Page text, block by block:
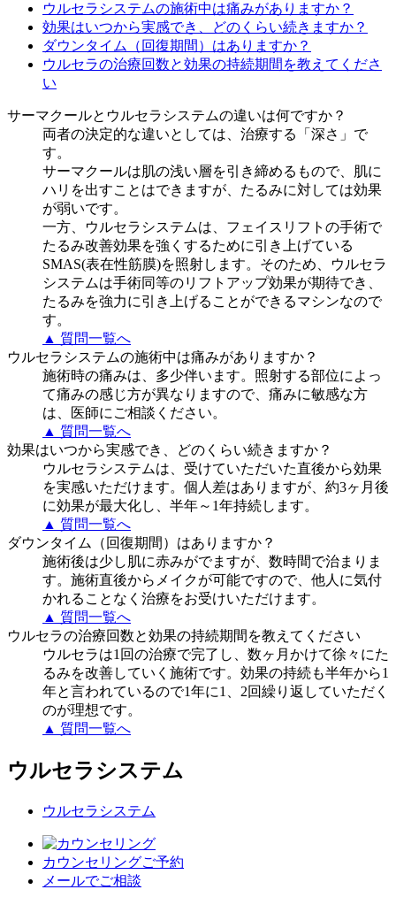
ウルセラシステムの施術中は痛みがありますか？
効果はいつから実感でき、どのくらい続きますか？
ダウンタイム（回復期間）はありますか？
ウルセラの治療回数と効果の持続期間を教えてくださ
い
サーマクールとウルセラシステムの違いは何ですか？
両者の決定的な違いとしては、治療する「深さ」で
す。
サーマクールは肌の浅い層を引き締めるもので、肌に
ハリを出すことはできますが、たるみに対しては効果
が弱いです。
一方、ウルセラシステムは、フェイスリフトの手術で
たるみ改善効果を強くするために引き上げている
SMAS(表在性筋膜)を照射します。そのため、ウルセラ
システムは手術同等のリフトアップ効果が期待でき、
たるみを強力に引き上げることができるマシンなので
す。
▲ 質問一覧へ
ウルセラシステムの施術中は痛みがありますか？
施術時の痛みは、多少伴います。照射する部位によっ
て痛みの感じ方が異なりますので、痛みに敏感な方
は、医師にご相談ください。
▲ 質問一覧へ
効果はいつから実感でき、どのくらい続きますか？
ウルセラシステムは、受けていただいた直後から効果
を実感いただけます。個人差はありますが、約3ヶ月後
に効果が最大化し、半年～1年持続します。
▲ 質問一覧へ
ダウンタイム（回復期間）はありますか？
施術後は少し肌に赤みがでますが、数時間で治まりま
す。施術直後からメイクが可能ですので、他人に気付
かれることなく治療をお受けいただけます。
▲ 質問一覧へ
ウルセラの治療回数と効果の持続期間を教えてください
ウルセラは1回の治療で完了し、数ヶ月かけて徐々にた
るみを改善していく施術です。効果の持続も半年から1
年と言われているので1年に1、2回繰り返していただく
のが理想です。
▲ 質問一覧へ
ウルセラシステム
ウルセラシステム
カウンセリングご予約
メールでご相談